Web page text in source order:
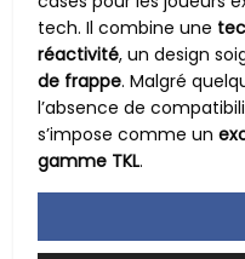
tech. Il combine une
réactivité, un design
de frappe. Malgré
l’absence de
s’impose comme un
gamme TKL.